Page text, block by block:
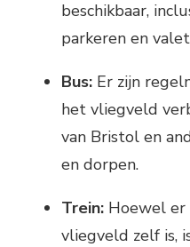
beschikbaar,
parkeren en
Bus: Er zijn
het vliegveld
van Bristol en
en dorpen.
Trein: Hoewel
vliegveld zelf is,